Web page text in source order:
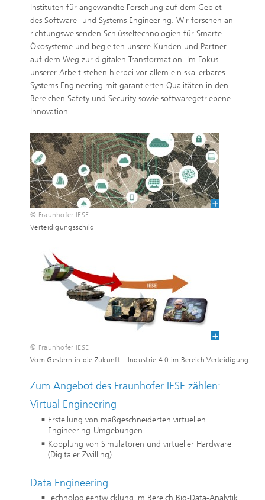
Instituten für angewandte Forschung auf dem Gebiet
des Software- und Systems Engineering. Wir forschen an
richtungsweisenden Schlüsseltechnologien für Smarte
Ökosysteme und begleiten unsere Kunden und Partner
auf dem Weg zur digitalen Transformation. Im Fokus
unserer Arbeit stehen hierbei vor allem ein skalierbares
Systems Engineering mit garantierten Qualitäten in den
Bereichen Safety und Security sowie softwaregetriebene
Innovation.
© Fraunhofer IESE
Verteidigungsschild
© Fraunhofer IESE
Vom Gestern in die Zukunft – Industrie 4.0 im Bereich Verteidigung
Zum Angebot des Fraunhofer IESE zählen:
Virtual Engineering
Erstellung von maßgeschneiderten virtuellen
Engineering-Umgebungen
Kopplung von Simulatoren und virtueller Hardware
(Digitaler Zwilling)
Data Engineering
Technologieentwicklung im Bereich Big-Data-Analytik